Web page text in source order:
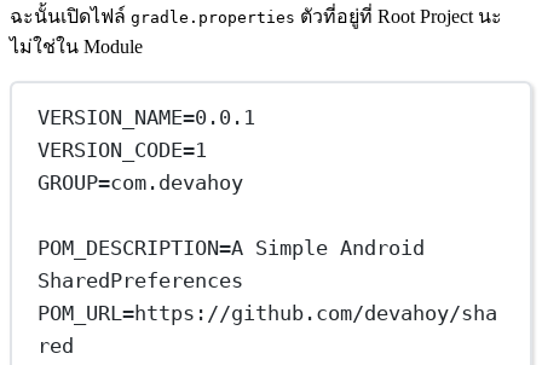
ฉะนั้นเปิดไฟล์ gradle.properties ตัวที่อยู่ที่ Root Project นะ
ไม่ใช่ใน Module
VERSION_NAME=0.0.1
VERSION_CODE=1
GROUP=com.devahoy
POM_DESCRIPTION=A Simple Android
SharedPreferences
POM_URL=https://github.com/devahoy/sha
red